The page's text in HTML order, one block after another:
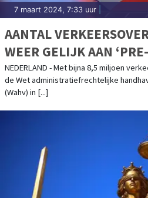
7 maart 2024, 7:33 uur
AANTAL
WEER GELIJK AAN
TIJDPERK
NEDERLAND - Met bijna 8,5 miljoen
de Wet administratiefrechtelijke
(Wahv) in [...]